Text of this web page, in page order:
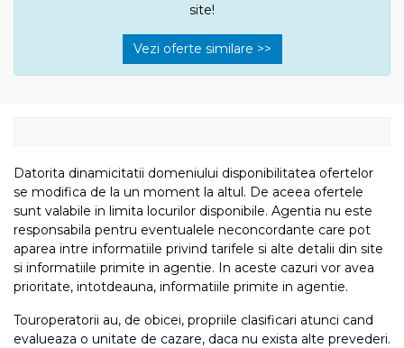
site!
Vezi oferte similare >>
Datorita dinamicitatii domeniului disponibilitatea ofertelor
se modifica de la un moment la altul. De aceea ofertele
sunt valabile in limita locurilor disponibile. Agentia nu este
responsabila pentru eventualele neconcordante care pot
aparea intre informatiile privind tarifele si alte detalii din site
si informatiile primite in agentie. In aceste cazuri vor avea
prioritate, intotdeauna, informatiile primite in agentie.
Touroperatorii au, de obicei, propriile clasificari atunci cand
evalueaza o unitate de cazare, daca nu exista alte prevederi.